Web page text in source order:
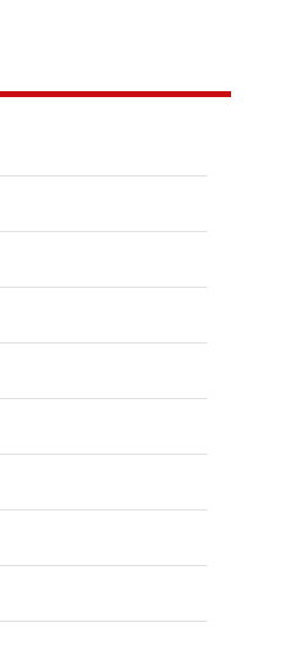
ивыражают слова благодарности